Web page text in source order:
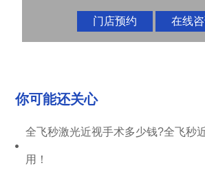
门店预约 在线
你可能还关心
全飞秒激光近视手术多少钱?全飞秒
用！